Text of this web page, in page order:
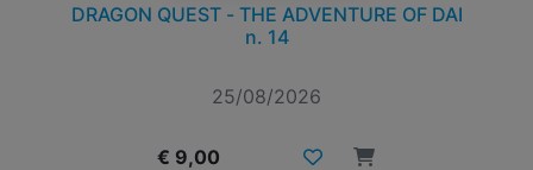
SUGAR SUGAR RUNE NEW EDITION n. 2
25/08/2026
€ 9,90